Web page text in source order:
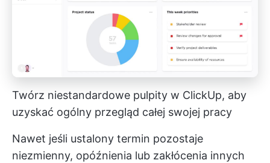
Twórz niestandardowe pulpity w ClickUp, aby
uzyskać ogólny przegląd całej swojej pracy
Nawet jeśli ustalony termin pozostaje
niezmienny, opóźnienia lub zakłócenia innych